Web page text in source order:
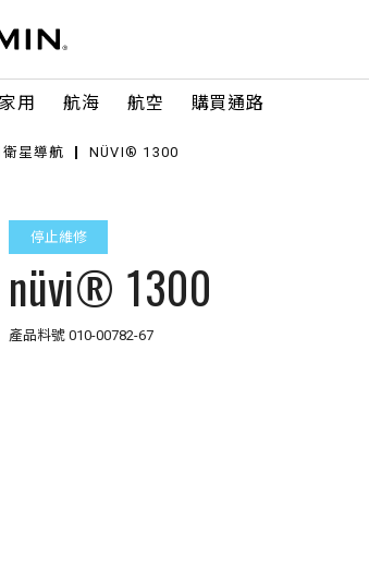
用 航海 航空 購買通路
星導航 NÜVI® 1300
停止維修
nüvi® 1300
產品料號 010-00782-67